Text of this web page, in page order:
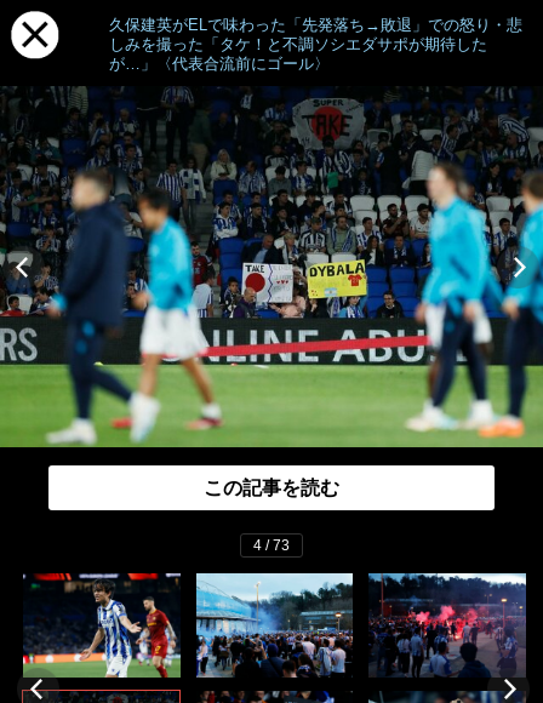
久保建英がELで味わった「先発落ち→敗退」での怒り・悲
しみを撮った「タケ！と不調ソシエダサポが期待した
が…」〈代表合流前にゴール〉
この記事を読む
4 / 73